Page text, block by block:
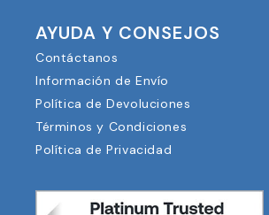
AYUDA Y CONSEJOS
Contáctanos
Información de Envío
Política de Devoluciones
Términos y Condiciones
Política de Privacidad